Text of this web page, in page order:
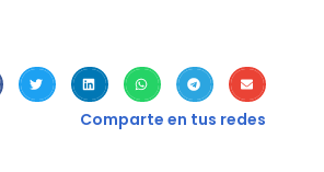
Comparte en tus redes